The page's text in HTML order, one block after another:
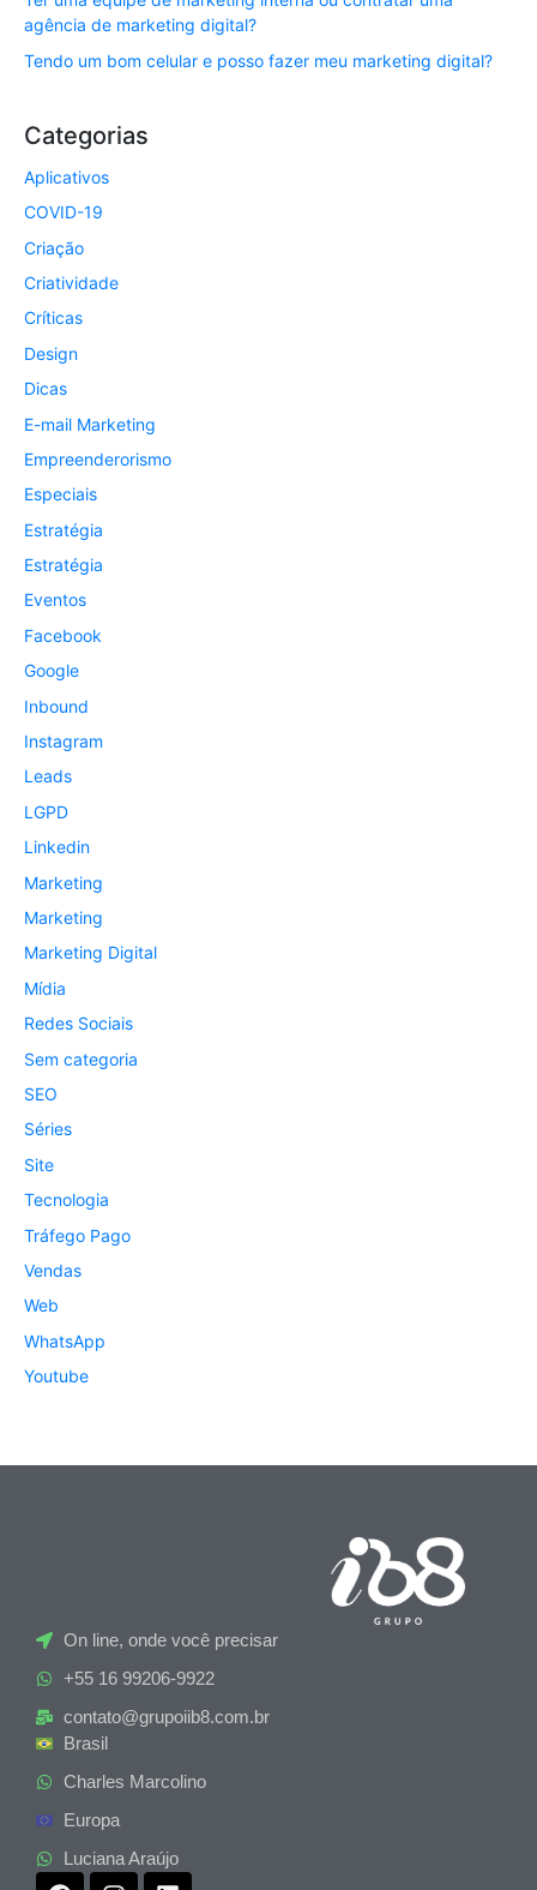
agência de marketing digital?
Tendo um bom celular e posso fazer meu marketing digital?
Categorias
Aplicativos
COVID-19
Criação
Criatividade
Críticas
Design
Dicas
E-mail Marketing
Empreenderorismo
Especiais
Estratégia
Estratégia
Eventos
Facebook
Google
Inbound
Instagram
Leads
LGPD
Linkedin
Marketing
Marketing
Marketing Digital
Mídia
Redes Sociais
Sem categoria
SEO
Séries
Site
Tecnologia
Tráfego Pago
Vendas
Web
WhatsApp
Youtube
On line, onde você precisar
+55 16 99206-9922
contato@grupoiib8.com.br
Brasil
Charles Marcolino
Europa
Luciana Araújo